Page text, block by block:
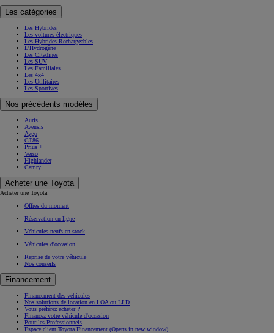
Les catégories
Les Hybrides
Les voitures électriques
Les Hybrides Rechargeables
L'Hydrogène
Les Citadines
Les SUV
Les Familiales
Les 4x4
Les Utilitaires
Les Sportives
Nos précédents modèles
Auris
Avensis
Aygo
GT86
Prius +
Verso
Highlander
Camry
Acheter une Toyota
Acheter une Toyota
Offres du moment
Réservation en ligne
Véhicules neufs en stock
Véhicules d'occasion
Reprise de votre véhicule
Nos conseils
Financement
Financement des véhicules
Nos solutions de location en LOA ou LLD
Vous préférez acheter ?
Financez votre véhicule d'occasion
Pour les Professionnels
Espace client Toyota Financement (Opens in new window)